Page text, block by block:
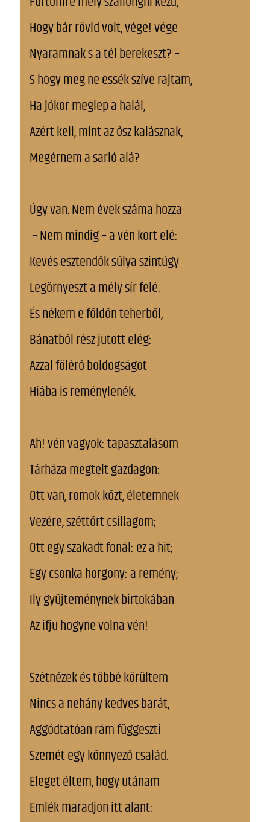
Hogy bár rövid volt, vége! vége
Nyaramnak s a tél berekeszt? –
S hogy meg ne essék szíve rajtam,
Ha jókor meglep a halál,
Azért kell, mint az ősz kalásznak,
Megérnem a sarló alá?
Úgy van. Nem évek száma hozza
– Nem mindig – a vén kort elé:
Kevés esztendők súlya szintúgy
Legörnyeszt a mély sír felé.
És nékem e földön teherből,
Bánatból rész jutott elég:
Azzal fölérő boldogságot
Hiába is reménylenék.
Ah! vén vagyok: tapasztalásom
Tárháza megtelt gazdagon:
Ott van, romok közt, életemnek
Vezére, széttört csillagom;
Ott egy szakadt fonál: ez a hit;
Egy csonka horgony: a remény;
Ily gyüjteménynek birtokában
Az ifju hogyne volna vén!
Szétnézek és többé körültem
Nincs a nehány kedves barát,
Aggódtatóan rám függeszti
Szemét egy könnyező család.
Eleget éltem, hogy utánam
Emlék maradjon itt alant: